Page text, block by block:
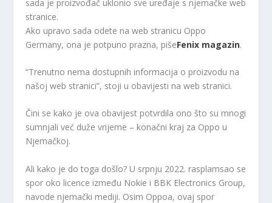
sada je proizvođač uklonio sve uređaje s njemačke web
stranice.
Ako upravo sada odete na web stranicu Oppo
Germany, ona je potpuno prazna, pišeFenix ​​magazin.
“Trenutno nema dostupnih informacija o proizvodu na
našoj web stranici”, stoji u obavijesti na web stranici.
Čini se kako je ova obavijest potvrdila ono što su mnogi
sumnjali već duže vrijeme – konačni kraj za Oppo u
Njemačkoj.
Ali kako je do toga došlo? U srpnju 2022. rasplamsao se
spor oko licence između Nokie i BBK Electronics Group,
navode njemački mediji. Osim Oppoa, ovaj spor